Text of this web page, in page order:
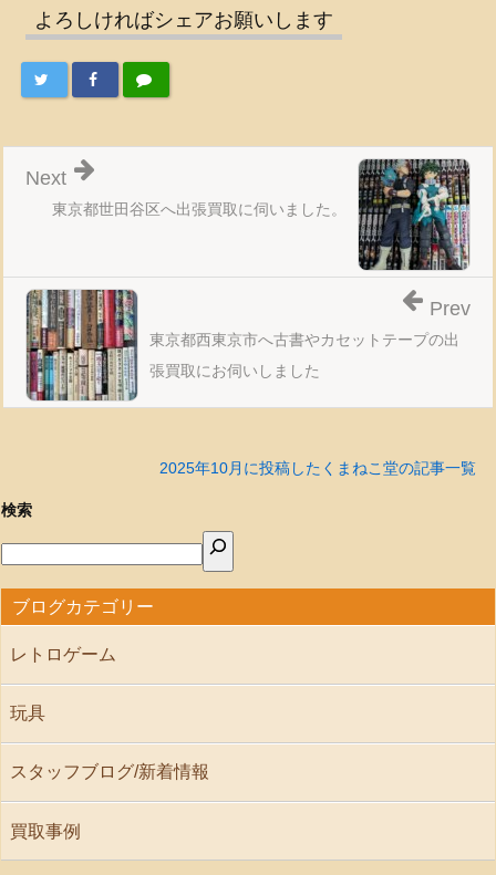
よろしければシェアお願いします
東京都世田谷区へ出張買取に伺いました。
Next
東京都西東京市へ古書やカセットテープの出
張買取にお伺いしました
Prev
2025年10月に投稿したくまねこ堂の記事一覧
検索
ブログカテゴリー
レトロゲーム
玩具
スタッフブログ/新着情報
買取事例